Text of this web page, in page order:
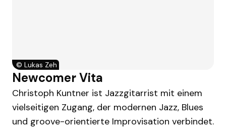
© Lukas Zeh
Newcomer Vita
Christoph Kuntner ist Jazzgitarrist mit einem
vielseitigen Zugang, der modernen Jazz, Blues
und groove-orientierte Improvisation verbindet.